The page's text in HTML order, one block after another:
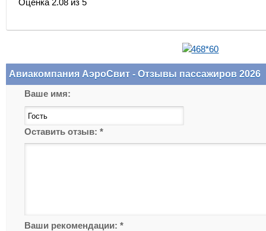
Оценка 2.08 из 5
Авиакомпания АэроСвит - Отзывы пассажиров 2026
Ваше имя:
Оставить отзыв: *
Ваши рекомендации: *